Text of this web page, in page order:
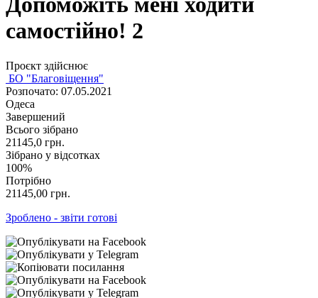
самостійно! 2
Проєкт здійснює
БО "Благовіщення"
Розпочато: 07.05.2021
Одеса
Завершений
Всього зібрано
21145,0 грн.
Зібрано у відсотках
100%
Потрібно
21145,00 грн.
Зроблено - звіти готові